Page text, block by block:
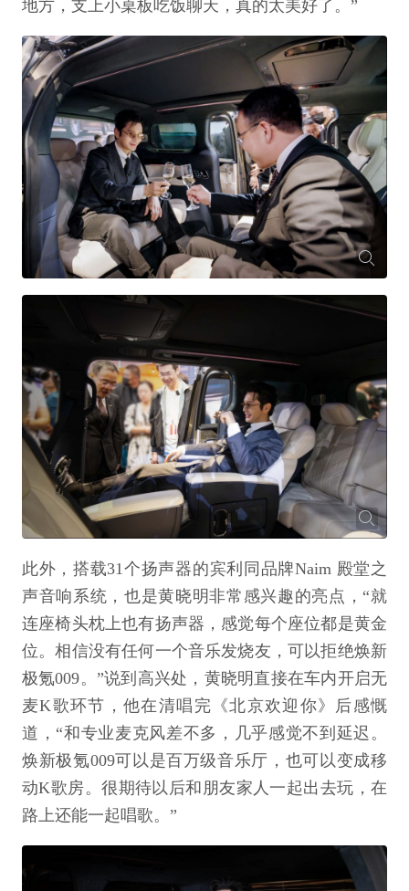
地方，支上小桌板吃饭聊天，真的太美好了。”
此外，搭载31个扬声器的宾利同品牌Naim 殿堂之
声音响系统，也是黄晓明非常感兴趣的亮点，“就
连座椅头枕上也有扬声器，感觉每个座位都是黄金
位。相信没有任何一个音乐发烧友，可以拒绝焕新
极氪009。”说到高兴处，黄晓明直接在车内开启无
麦K歌环节，他在清唱完《北京欢迎你》后感慨
道，“和专业麦克风差不多，几乎感觉不到延迟。
焕新极氪009可以是百万级音乐厅，也可以变成移
动K歌房。很期待以后和朋友家人一起出去玩，在
路上还能一起唱歌。”